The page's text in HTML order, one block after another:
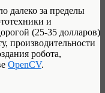
далеко за пределы
и
(25-35 долларов)
производительности
робота,
OpenCV.